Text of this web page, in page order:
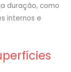
duração, como
internos e